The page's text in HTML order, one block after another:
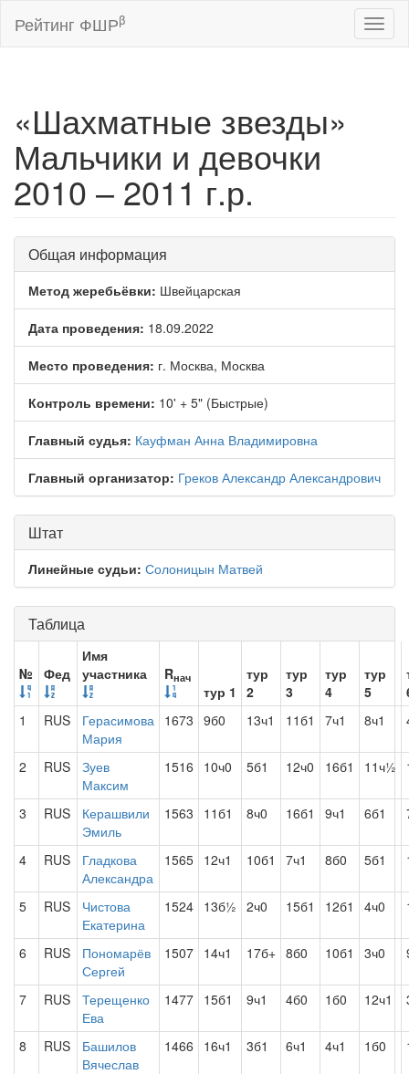
Рейтинг ФШРβ
«Шахматные звезды»
Мальчики и девочки
2010 – 2011 г.р.
Общая информация
Метод жеребьёвки: Швейцарская
Дата проведения: 18.09.2022
Место проведения: г. Москва, Москва
Контроль времени: 10' + 5" (Быстрые)
Главный судья: Кауфман Анна Владимировна
Главный организатор: Греков Александр Александрович
Штат
Линейные судьи: Солоницын Матвей
Таблица
№ Фед
Имя
участника
Rнач
тур 1
тур
2
тур
3
тур
4
тур
5
1
RUS
Герасимова
Мария
1673 9б0 13ч1 11б1 7ч1 8ч1
2 RUS
Зуев
Максим
1516 10ч0 5б1 12ч0 16б1 11ч½
3 RUS
Керашвили
Эмиль
1563 11б1 8ч0 16б1 9ч1 6б1
4 RUS
Гладкова
Александра
1565 12ч1 10б1 7ч1 8б0 5б1
5 RUS
Чистова
Екатерина
1524 13б½ 2ч0 15б1 12б1 4ч0
6 RUS
Пономарёв
Сергей
1507 14ч1 17б+ 8б0 10б1 3ч0
7 RUS
Терещенко
Ева
1477 15б1 9ч1 4б0 1б0 12ч1
8 RUS
Башилов
Вячеслав
1466 16ч1 3б1 6ч1 4ч1 1б0